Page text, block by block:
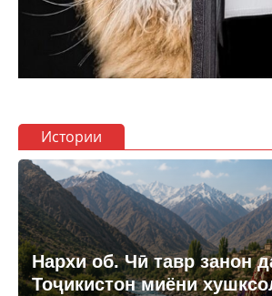
Истории
Нархи об. Чӣ тавр занон
Тоҷикистон миёни